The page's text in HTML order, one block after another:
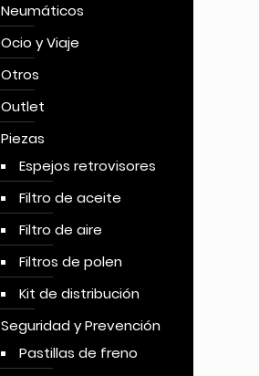
Neumáticos
Ocio y Viaje
Otros
Outlet
Piezas
Espejos retrovisores
Filtro de aceite
Filtro de aire
Filtros de polen
Kit de distribución
Seguridad y Prevención
Pastillas de freno